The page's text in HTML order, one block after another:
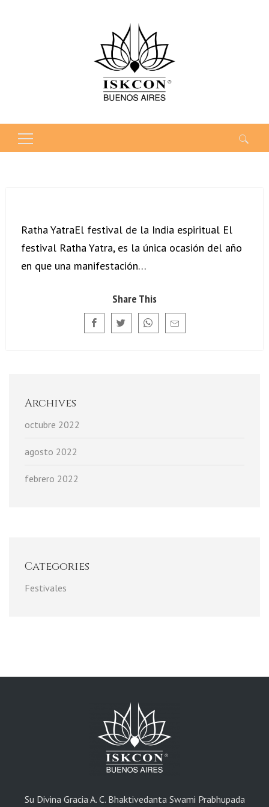
Buscar:
Ratha YatraEl festival de la India espiritual El
festival Ratha Yatra, es la única ocasión del año
en que una manifestación…
Share This
Archives
octubre 2022
agosto 2022
febrero 2022
Categories
Festivales
Su Divina Gracia A. C. Bhaktivedanta Swami Prabhupada